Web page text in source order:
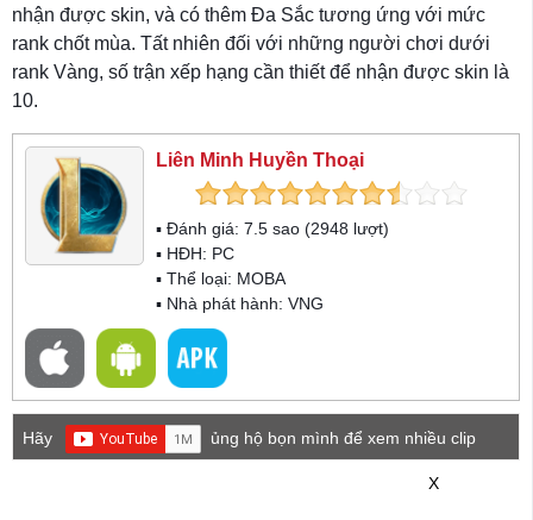
nhận được skin, và có thêm Đa Sắc tương ứng với mức
rank chốt mùa. Tất nhiên đối với những người chơi dưới
rank Vàng, số trận xếp hạng cần thiết để nhận được skin là
10.
Liên Minh Huyền Thoại
▪ Đánh giá: 7.5 sao (2948 lượt)
▪ HĐH: PC
▪ Thể loại: MOBA
▪ Nhà phát hành: VNG
Hãy
ủng hộ bọn mình để xem nhiều clip
X